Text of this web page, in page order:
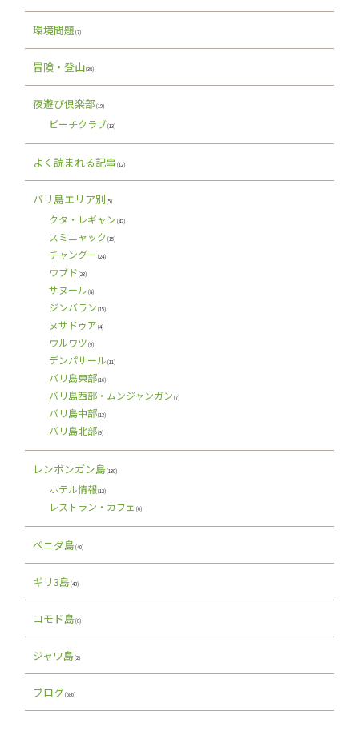
環境問題 (7)
冒険・登山(38)
夜遊び倶楽部 (19)
ビーチクラブ(13)
よく読まれる記事(12)
バリ島エリア別 (5)
クタ・レギャン (42)
スミニャック (15)
チャングー (24)
ウブド (23)
サヌール (8)
ジンバラン (15)
ヌサドゥア (4)
ウルワツ (9)
デンパサール (11)
バリ島東部(16)
バリ島西部・ムンジャンガン (7)
バリ島中部(13)
バリ島北部(9)
レンボンガン島(130)
ホテル情報(12)
レストラン・カフェ (6)
ペニダ島(40)
ギリ3島(43)
コモド島(8)
ジャワ島(2)
ブログ(686)